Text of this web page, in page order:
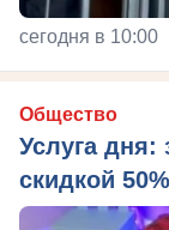
сегодня в 10:00
Общество
Услуга дня:
скидкой